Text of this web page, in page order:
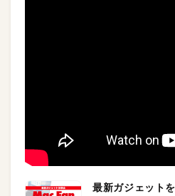
最新ガジェット